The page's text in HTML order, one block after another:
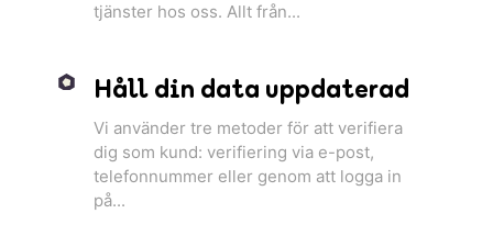
tjänster hos oss. Allt från...
Håll din data uppdaterad
Vi använder tre metoder för att verifiera
dig som kund: verifiering via e-post,
telefonnummer eller genom att logga in
på...